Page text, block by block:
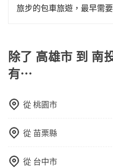
車位，對於急著用車或者
就顯得非常不便。
寄出電子收據。
我們會透過Email的方式向
專人回覆您。
旅步的包車旅遊，最早需
以不妨趁早訂購，享受更划
除了 高雄市 到 南
有⋯
從桃園市
從 苗栗縣
從 台中市